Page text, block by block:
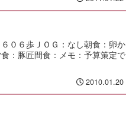
０６歩ＪＯＧ：なし朝食：卵か
：豚匠間食：メモ：予算策定で
2010.01.20